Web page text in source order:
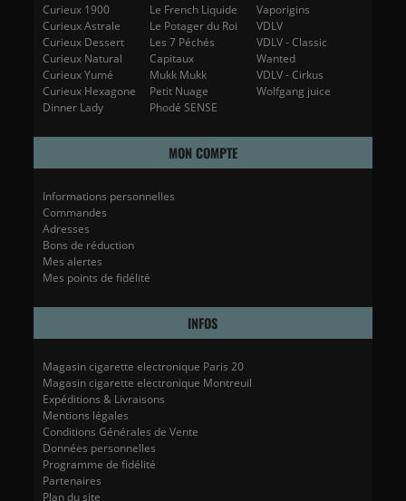
Curieux 1900
Curieux Astrale
Curieux Dessert
Curieux Natural
Curieux Yumé
Curieux Hexagone
Dinner Lady
Le French Liquide
Le Potager du Roi
Les 7 Péchés
Capitaux
Mukk Mukk
Petit Nuage
Phodé SENSE
Vaporigins
VDLV
VDLV - Classic
Wanted
VDLV - Cirkus
Wolfgang juice
MON COMPTE
Informations personnelles
Commandes
Adresses
Bons de réduction
Mes alertes
Mes points de fidélité
INFOS
Magasin cigarette electronique Paris 20
Magasin cigarette electronique Montreuil
Expéditions & Livraisons
Mentions légales
Conditions Générales de Vente
Données personnelles
Programme de fidélité
Partenaires
Plan du site